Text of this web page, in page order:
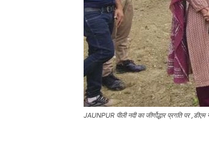
JAUNPUR पीली नदी का जीर्णोद्धार प्रगति पर ,डीएम